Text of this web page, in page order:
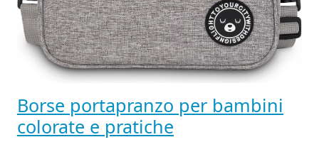
Borse portapranzo per bambini
colorate e pratiche